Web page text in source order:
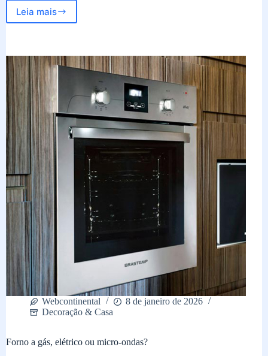
Leia mais
Qual
elétrico:
de
embutir
de
bancada?
Webcontinental
8 de janeiro de 2026
Decoração & Casa
Forno a gás, elétrico ou micro-ondas?